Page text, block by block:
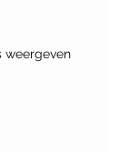
weergeven